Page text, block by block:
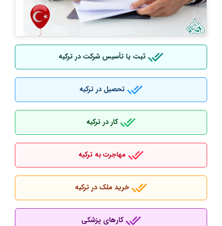
ثبت یا تأسیس شرکت در ترکیه
تحصیل در ترکیه
کار در ترکیه
مهاجرت به ترکیه
خرید ملک در ترکیه
کارهای پزشکی